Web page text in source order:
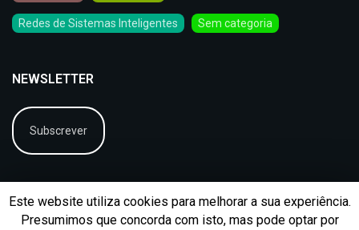
Redes de Sistemas Inteligentes Sem categoria
NEWSLETTER
Subscrever
Este website utiliza cookies para melhorar a sua experiência.
Presumimos que concorda com isto, mas pode optar por